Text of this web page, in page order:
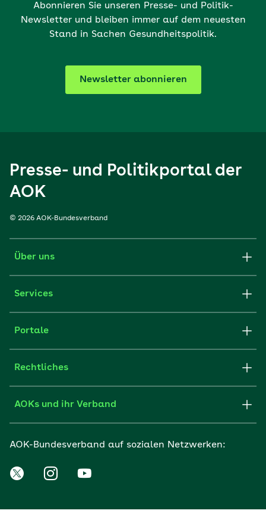
Abonnieren Sie unseren Presse- und Politik-
Newsletter und bleiben immer auf dem neuesten
Stand in Sachen Gesundheitspolitik.
Newsletter abonnieren
Presse- und Politikportal der
AOK
© 2026 AOK-Bundesverband
Über uns
Services
Portale
Rechtliches
AOKs und ihr Verband
AOK-Bundesverband auf sozialen Netzwerken: